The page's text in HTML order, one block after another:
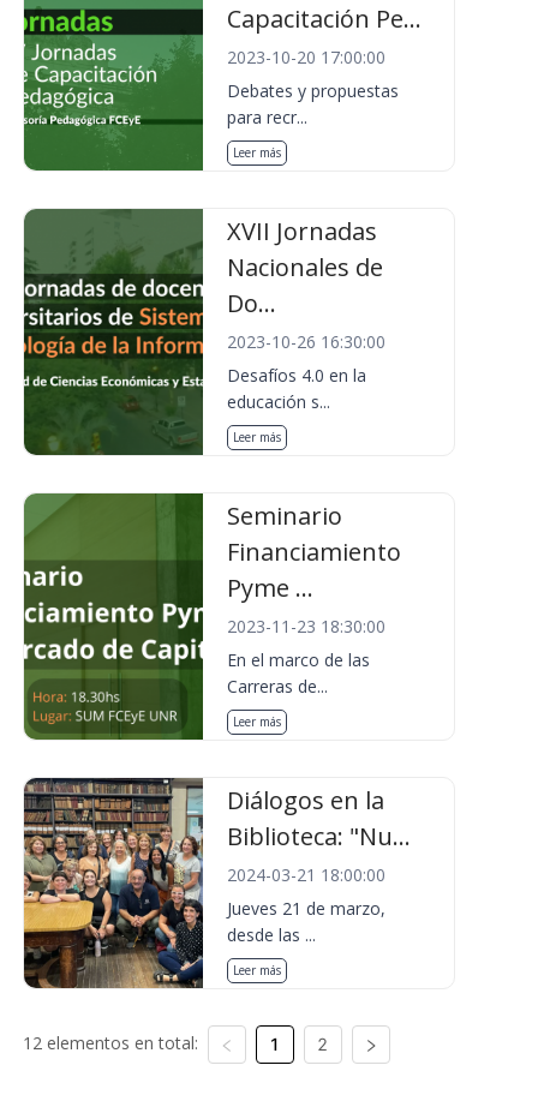
Capacitación Pe...
2023-10-20 17:00:00
Debates y propuestas
para recr...
Leer más
XVII Jornadas
Nacionales de
Do...
2023-10-26 16:30:00
Desafíos 4.0 en la
educación s...
Leer más
Seminario
Financiamiento
Pyme ...
2023-11-23 18:30:00
En el marco de las
Carreras de...
Leer más
Diálogos en la
Biblioteca: "Nu...
2024-03-21 18:00:00
Jueves 21 de marzo,
desde las ...
Leer más
12 elementos en total: 1 2